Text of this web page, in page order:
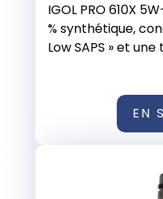
IGOL PRO 610X
% synthétique,
Low SAPS » et
EN